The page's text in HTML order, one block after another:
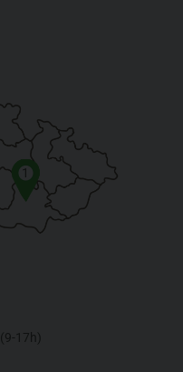
1
(9-17h)